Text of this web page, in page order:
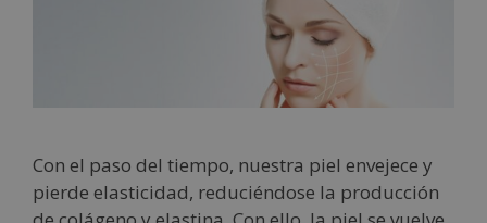
Con el paso del tiempo, nuestra piel envejece y
pierde elasticidad, reduciéndose la producción